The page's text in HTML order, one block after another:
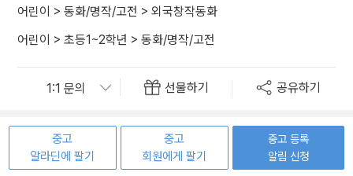
어린이 > 동화/명작/고전 > 외국창작동화
어린이 > 초등1~2학년 > 동화/명작/고전
선물하기 공유하기
중고
알라딘에 팔기
중고
회원에게 팔기
중고 등록
알림 신청